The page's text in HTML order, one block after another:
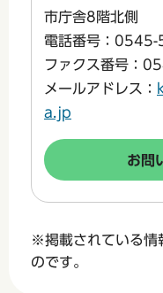
市庁舎8階北側
電話番号：
ファクス番号：
メールアドレス：
a.jp
※掲載されている
のです。